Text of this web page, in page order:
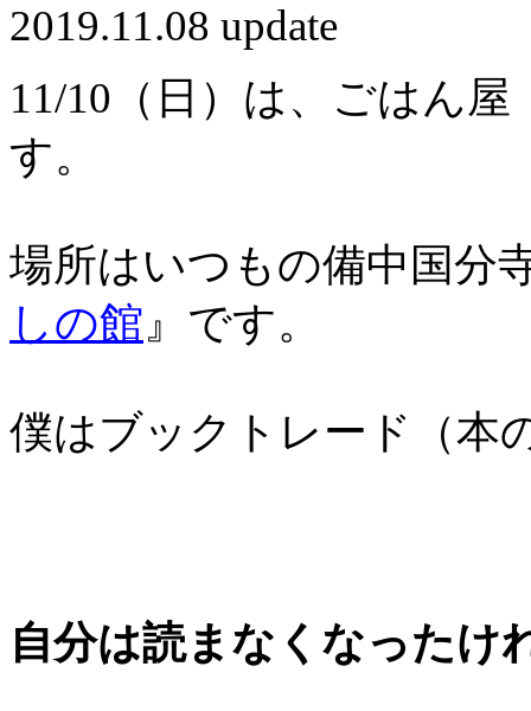
2019.11.08 update
11/10（日）は、ごはん
す。
場所はいつもの備中国分
しの館』です。
僕はブックトレード（本
自分は読まなくなったけ